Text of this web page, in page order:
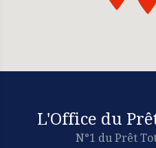
L'Office du
N°1 du Prêt